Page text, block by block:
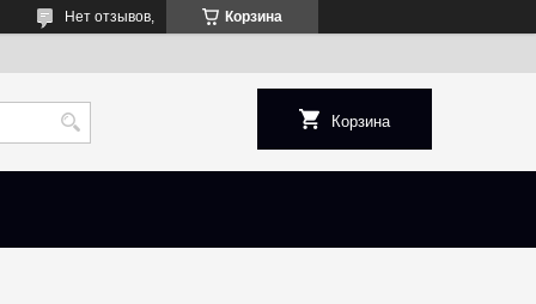
Корзина
Нет отзывов,
Корзина